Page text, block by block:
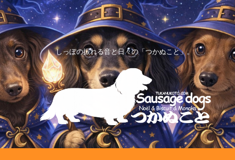
しっぽの振れる音と日々の「つかぬこと」。